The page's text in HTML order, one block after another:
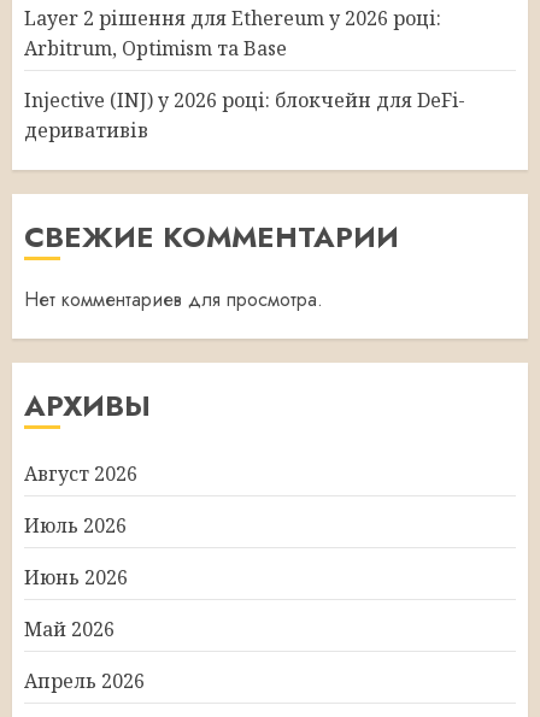
Layer 2 рішення для Ethereum у 2026 році:
Arbitrum, Optimism та Base
Injective (INJ) у 2026 році: блокчейн для DeFi-
деривативів
СВЕЖИЕ КОММЕНТАРИИ
Нет комментариев для просмотра.
АРХИВЫ
Август 2026
Июль 2026
Июнь 2026
Май 2026
Апрель 2026